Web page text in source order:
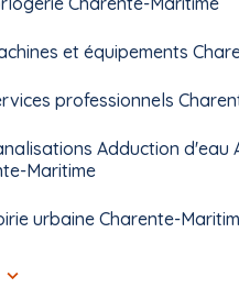
et équipements
professionnels
Adduction d'eau
Maritime
urbaine Charente-